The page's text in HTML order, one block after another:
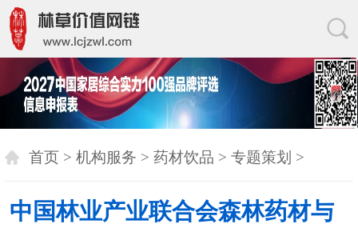
首页 > 机构服务 > 药材饮品 > 专题策划 >
中国林业产业联合会森林药材与